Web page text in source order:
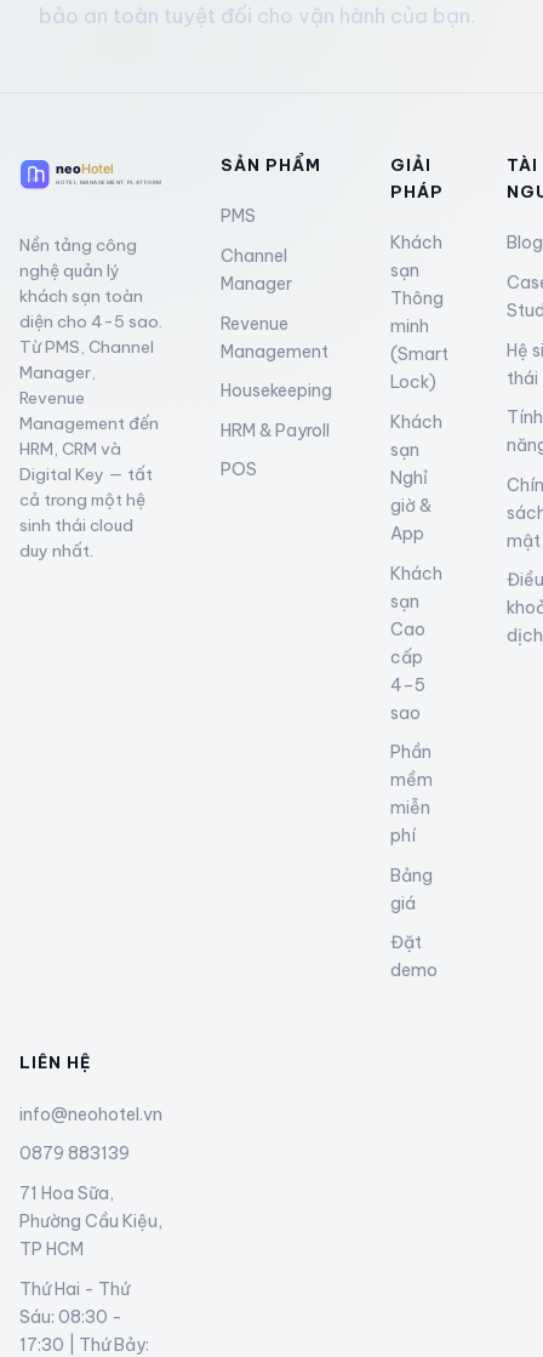
bảo an toàn tuyệt đối cho vận hành của bạn.
Nền tảng công
nghệ quản lý
khách sạn toàn
diện cho 4-5 sao.
Từ PMS, Channel
Manager,
Revenue
Management đến
HRM, CRM và
Digital Key — tất
cả trong một hệ
sinh thái cloud
duy nhất.
SẢN PHẨM
PMS
Channel
Manager
Revenue
Management
Housekeeping
HRM & Payroll
POS
GIẢI
PHÁP
Khách
sạn
Thông
minh
(Smart
Lock)
Khách
sạn
Nghỉ
giờ &
App
Khách
sạn
Cao
cấp
4–5
sao
Phần
mềm
miễn
phí
Bảng
giá
Đặt
demo
TÀI
Blog
Hệ
thái
Tính
mật
Điều
LIÊN HỆ
info@neohotel.vn
0879 883139
71 Hoa Sữa,
Phường Cầu Kiệu,
TP HCM
Thứ Hai - Thứ
Sáu: 08:30 -
17:30 | Thứ Bảy: